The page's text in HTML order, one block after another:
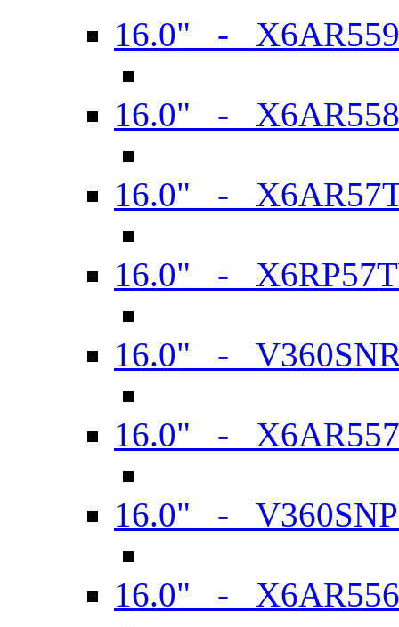
16.0" -
16.0" -
16.0" -
16.0" -
16.0" -
16.0" -
16.0" -
16.0" -